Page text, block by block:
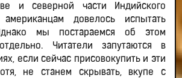
и северной части Индийского
довелось испытать
мы постараемся об этом
Читатели запутаются в
если сейчас присовокупить и эти
не станем скрывать, вкупе с